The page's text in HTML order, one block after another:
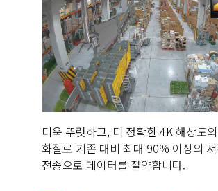
더욱 뚜렷하고, 더 정확한 4K 해상도
화질로 기존 대비 최대 90% 이상의
전송으로 데이터를 절약합니다.